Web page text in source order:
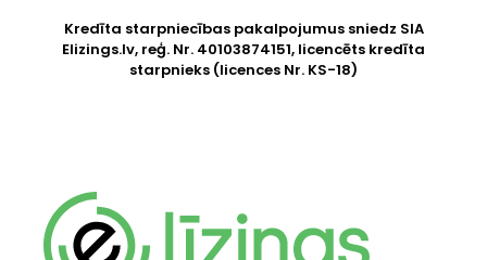
Kredīta starpniecības pakalpojumus sniedz SIA
Elizings.lv, reģ. Nr. 40103874151, licencēts kredīta
starpnieks (licences Nr. KS-18)